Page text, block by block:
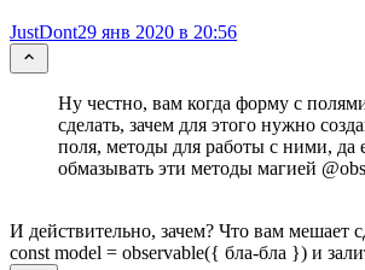
JustDont29 янв 2020 в 20:56
Ну честно, вам когда форму с
сделать, зачем для этого нужно
поля, методы для работы с ними, да
обмазывать эти методы магией
И действительно, зачем? Что вам мешает
const model = observable({ бла-бла }) и